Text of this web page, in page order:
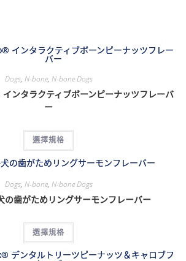
Dogs, N-bone, N-bone Dogs
ンタラクティブボーンピーナッツフレーバ
ー
選擇規格
Dogs, N-bone, N-bone Dogs
歯がためリングサーモンフレーバー
選擇規格